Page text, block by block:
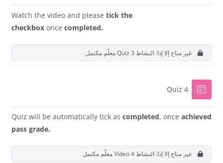
Watch the video and please tick the
checkbox once completed.
غير متاح إلا إذا: النشاط Quiz 3معلّم مكتمل
Quiz 4
Quiz will be automatically tick as completed, once achieved
pass grade.
غير متاح إلا إذا: النشاطVideo 4معلّم مكتمل